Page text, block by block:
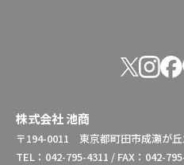
株式会社 池商
〒194-0011 東京都町田市成瀬が
TEL：042-795-4311 / FAX：042-